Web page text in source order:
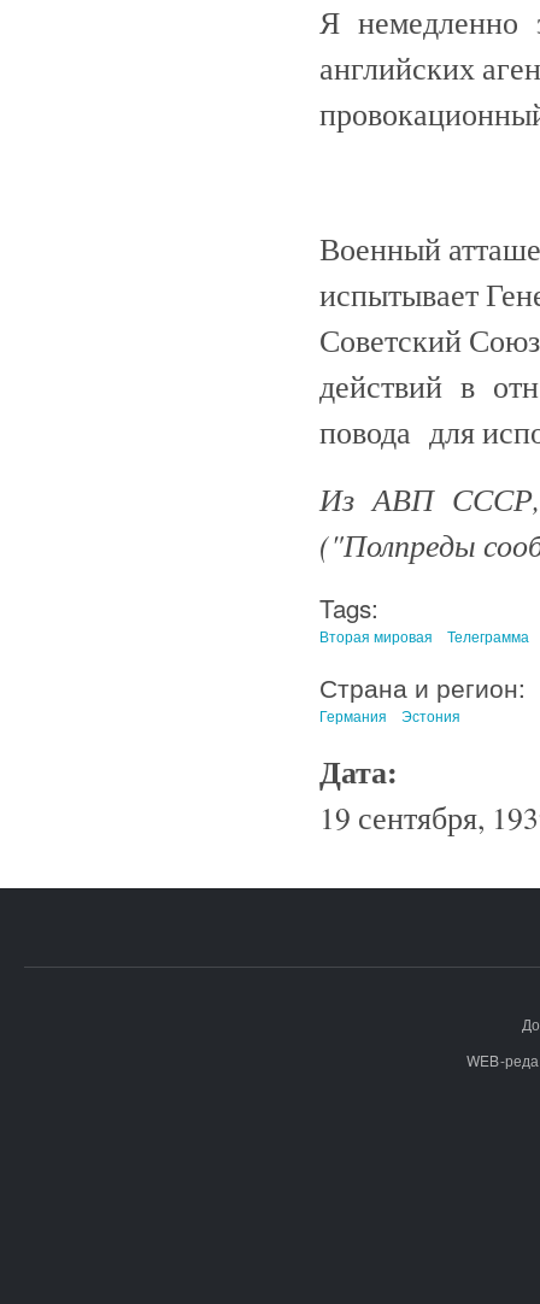
Я немедленно
английских
Военный
испытывает
Советский
действий в
повода для
Из АВП СССР,
("Полпреды
Tags:
Вторая мировая Телеграмма
Страна и регион:
Германия Эстония
Дата:
19 сентября,
WEB-